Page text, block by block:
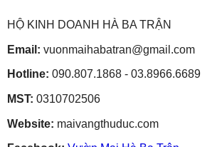
HỘ KINH DOANH HÀ BA TRẬN
Email: vuonmaihabatran@gmail.com
Hotline: 090.807.1868 - 03.8966.6689
MST: 0310702506
Website: maivangthuduc.com